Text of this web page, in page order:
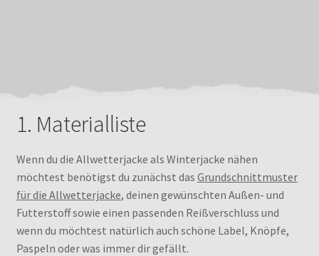
1. Materialliste
Wenn du die Allwetterjacke als Winterjacke nähen
möchtest benötigst du zunächst das Grundschnittmuster
für die Allwetterjacke, deinen gewünschten Außen- und
Futterstoff sowie einen passenden Reißverschluss und
wenn du möchtest natürlich auch schöne Label, Knöpfe,
Paspeln oder was immer dir gefällt.